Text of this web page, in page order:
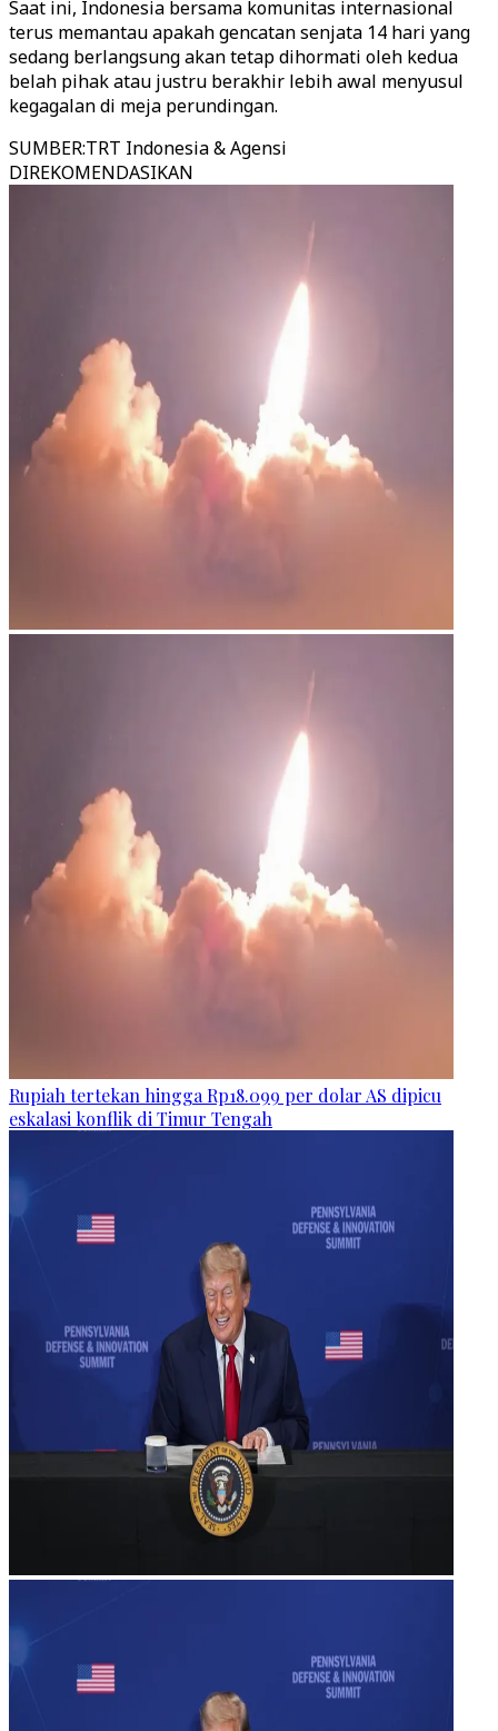
Saat ini, Indonesia bersama komunitas internasional
terus memantau apakah gencatan senjata 14 hari yang
sedang berlangsung akan tetap dihormati oleh kedua
belah pihak atau justru berakhir lebih awal menyusul
kegagalan di meja perundingan.
SUMBER:TRT Indonesia & Agensi
DIREKOMENDASIKAN
Rupiah tertekan hingga Rp18.099 per dolar AS dipicu
eskalasi konflik di Timur Tengah